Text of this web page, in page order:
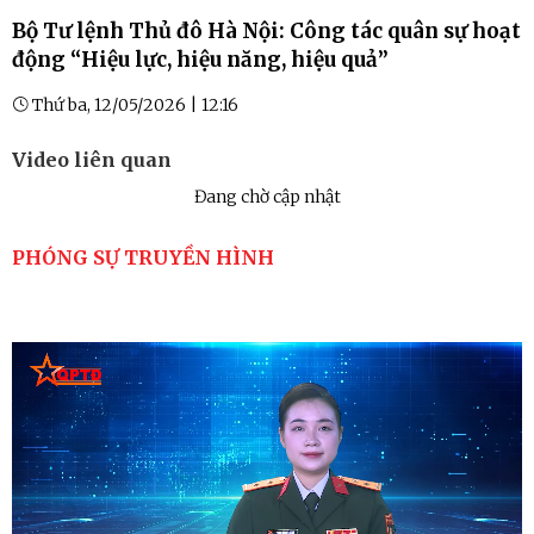
Bộ Tư lệnh Thủ đô Hà Nội: Công tác quân sự hoạt
động “Hiệu lực, hiệu năng, hiệu quả”
Thứ ba, 12/05/2026 | 12:16
Video liên quan
Đang chờ cập nhật
PHÓNG SỰ TRUYỀN HÌNH